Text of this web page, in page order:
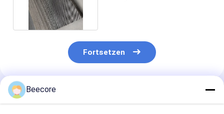
Fortsetzen
Empfohlene Produkte
Beecore